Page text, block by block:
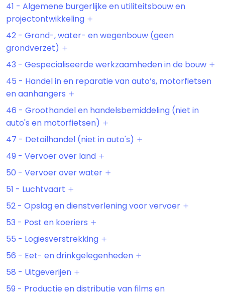
41 - Algemene burgerlijke en utiliteitsbouw en
projectontwikkeling
42 - Grond-, water- en wegenbouw (geen
grondverzet)
43 - Gespecialiseerde werkzaamheden in de bouw
45 - Handel in en reparatie van auto’s, motorfietsen
en aanhangers
46 - Groothandel en handelsbemiddeling (niet in
auto's en motorfietsen)
47 - Detailhandel (niet in auto's)
49 - Vervoer over land
50 - Vervoer over water
51 - Luchtvaart
52 - Opslag en dienstverlening voor vervoer
53 - Post en koeriers
55 - Logiesverstrekking
56 - Eet- en drinkgelegenheden
58 - Uitgeverijen
59 - Productie en distributie van films en